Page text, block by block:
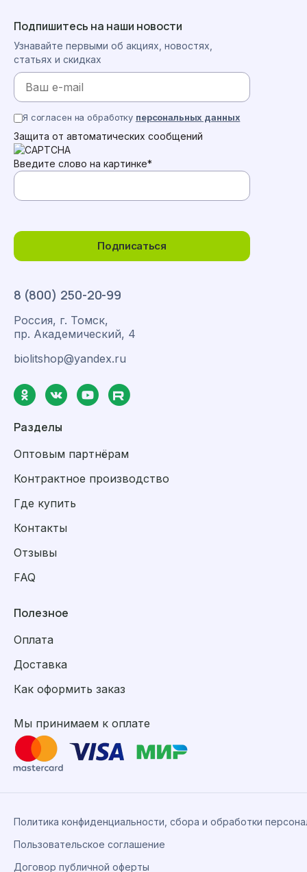
8 (800) 250-20-99
Россия, г. Томск,
пр. Академический, 4
biolitshop@yandex.ru
Разделы
Оптовым партнёрам
Контрактное производство
Где купить
Контакты
Отзывы
FAQ
Полезное
Оплата
Доставка
Как оформить заказ
Мы принимаем к оплате
Подпишитесь на наши новости
Узнавайте первыми об акциях, новостях,
статьях и скидках
Подписаться
Я согласен на обработку персональных данных
Защита от автоматических сообщений
Введите слово на картинке*
Политика конфиденциальности, сбора и обработки
Пользовательское соглашение
Договор публичной оферты